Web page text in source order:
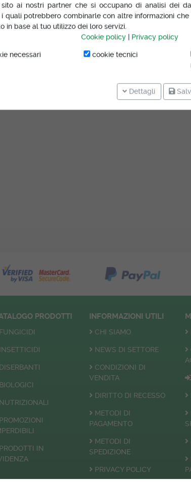
PRODOTTI
FUNGICIDI
INSETTICIDI
DISERBANTI
BIOLOGICI
NUTRIZIONALI
PROMOZIONI
PRODOTTI IN
INFORMAZIONI UTILI
CHI SIAMO
NEWS DI SETTORE
CONDIZIONI DI
VENDITA
DIRITTO DI RECESSO
METODI DI
PAGAMENTO
METODI DI
SPEDIZIONE
PRIVACY POLICY
sito ai nostri partner che si occupano di analisi dei
i quali potrebbero combinarle con altre informazioni
in base al tuo utilizzo dei loro servizi.
Cookie policy| Privacy policy
necessari cookie tecnici
Dettagli